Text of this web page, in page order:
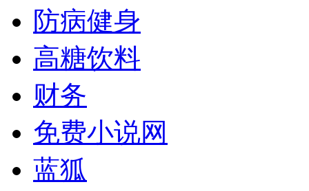
防病健身
高糖饮料
财务
免费小说网
蓝狐